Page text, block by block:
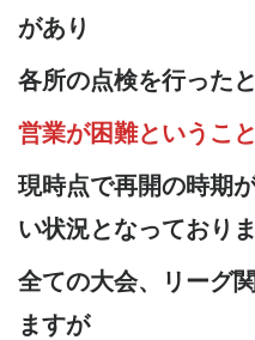
があり
各所の点検を行った
営業が困難というこ
現時点で再開の時期
い状況となっておりま
全ての大会、リーグ
ますが